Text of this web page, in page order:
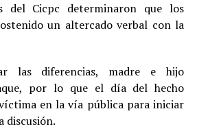
del Cicpc determinaron que los
un altercado verbal con la
las diferencias, madre e hijo
por lo que el día del hecho
en la vía pública para iniciar
discusión.